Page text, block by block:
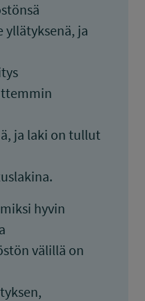
yllätyksenä, ja
ja laki on tullut
hyvin
välillä on